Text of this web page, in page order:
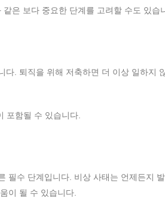
은 보다 중요한 단계를 고려할 수도 있습
. 퇴직을 위해 저축하면 더 이상 일하지
포함될 수 있습니다.
필수 단계입니다. 비상 사태는 언제든지
이 될 수 있습니다.